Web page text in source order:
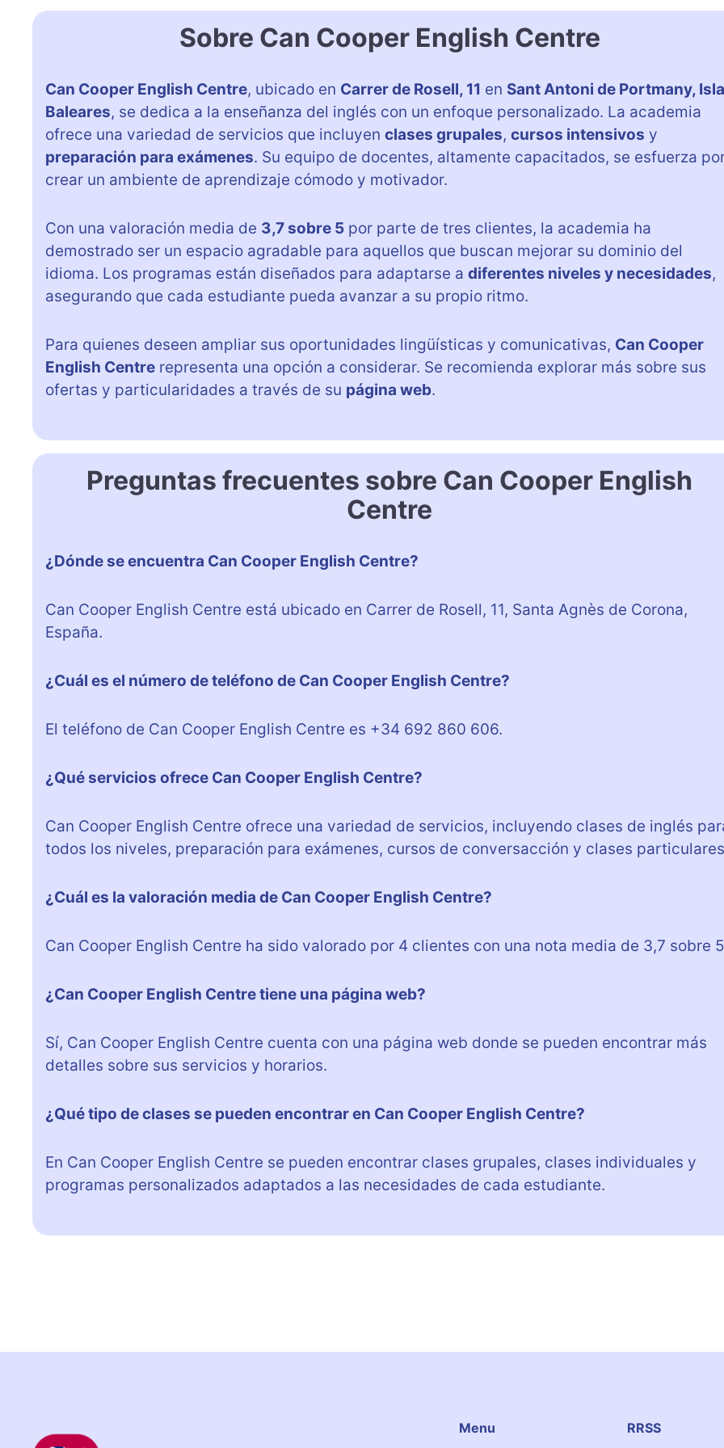
Sobre Can Cooper English Centre
Can Cooper English Centre, ubicado en Carrer de Rosell, 11 en Sant Antoni de Portmany,
Baleares, se dedica a la enseñanza del inglés con un enfoque personalizado. La academia
ofrece una variedad de servicios que incluyen clases grupales, cursos intensivos y
preparación para exámenes. Su equipo de docentes, altamente capacitados, se esfuerza
crear un ambiente de aprendizaje cómodo y motivador.
Con una valoración media de 3,7 sobre 5 por parte de tres clientes, la academia ha
demostrado ser un espacio agradable para aquellos que buscan mejorar su dominio del
idioma. Los programas están diseñados para adaptarse a diferentes niveles y necesidades,
asegurando que cada estudiante pueda avanzar a su propio ritmo.
Para quienes deseen ampliar sus oportunidades lingüísticas y comunicativas, Can Cooper
English Centre representa una opción a considerar. Se recomienda explorar más sobre sus
ofertas y particularidades a través de su página web.
Preguntas frecuentes sobre Can Cooper English
Centre
¿Dónde se encuentra Can Cooper English Centre?
Can Cooper English Centre está ubicado en Carrer de Rosell, 11, Santa Agnès de Corona,
España.
¿Cuál es el número de teléfono de Can Cooper English Centre?
El teléfono de Can Cooper English Centre es +34 692 860 606.
¿Qué servicios ofrece Can Cooper English Centre?
Can Cooper English Centre ofrece una variedad de servicios, incluyendo clases de inglés
todos los niveles, preparación para exámenes, cursos de conversacción y clases
¿Cuál es la valoración media de Can Cooper English Centre?
Can Cooper English Centre ha sido valorado por 4 clientes con una nota media de 3,7 sobre
¿Can Cooper English Centre tiene una página web?
Sí, Can Cooper English Centre cuenta con una página web donde se pueden encontrar más
detalles sobre sus servicios y horarios.
¿Qué tipo de clases se pueden encontrar en Can Cooper English Centre?
En Can Cooper English Centre se pueden encontrar clases grupales, clases individuales y
programas personalizados adaptados a las necesidades de cada estudiante.
Menu RRSS